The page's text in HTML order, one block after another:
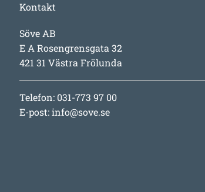
Kontakt
Söve AB
E A Rosengrensgata 32
421 31 Västra Frölunda
Telefon: 031-773 97 00
E-post:info@sove.se